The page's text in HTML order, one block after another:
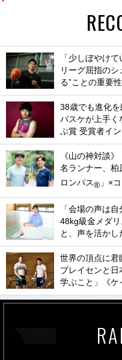
「少しぼやけ
リーグ屈指のシ
る”ことの重要性
38歳でも進化
バスケが上手く
ぶ賞 受賞者イン
《山の神対談
名ランナー、柏
ロンパス® 」×
「会場の声は
48kg級金メダ
と、声を活か
世界の頂点に君
ブレイセンと日
学ぶこと」《ケ